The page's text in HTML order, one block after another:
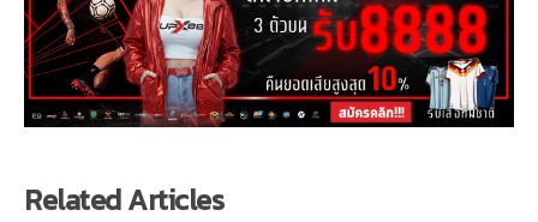
Related Articles